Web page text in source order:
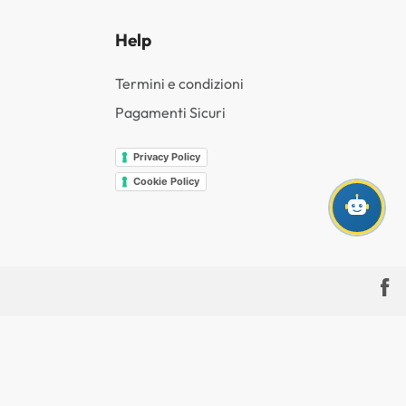
Help
Termini e condizioni
Pagamenti Sicuri
Privacy Policy
Cookie Policy